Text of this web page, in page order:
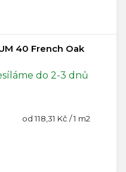
40 French Oak
do 2-3 dnů
Měrná
od 118,31 Kč / 1 m2